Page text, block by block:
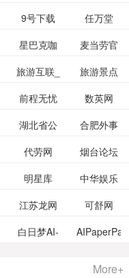
导购 更多>>
9号下载
任万堂
更多>>
星巴克咖
啡
麦当劳官
网更多>>
旅游互联_
景点门票
预订
旅游景点
点评-猫途
鹰
更多>>
前程无忧
招聘网
数英网
更多>>
湖北省公
管局
合肥外事
办更多>>
代劳网
烟台论坛
更多>>
明星库 中华娱乐
网更多>>
江苏龙网
可舒网
更多>>
白日梦AI-
- AI论文写
More+